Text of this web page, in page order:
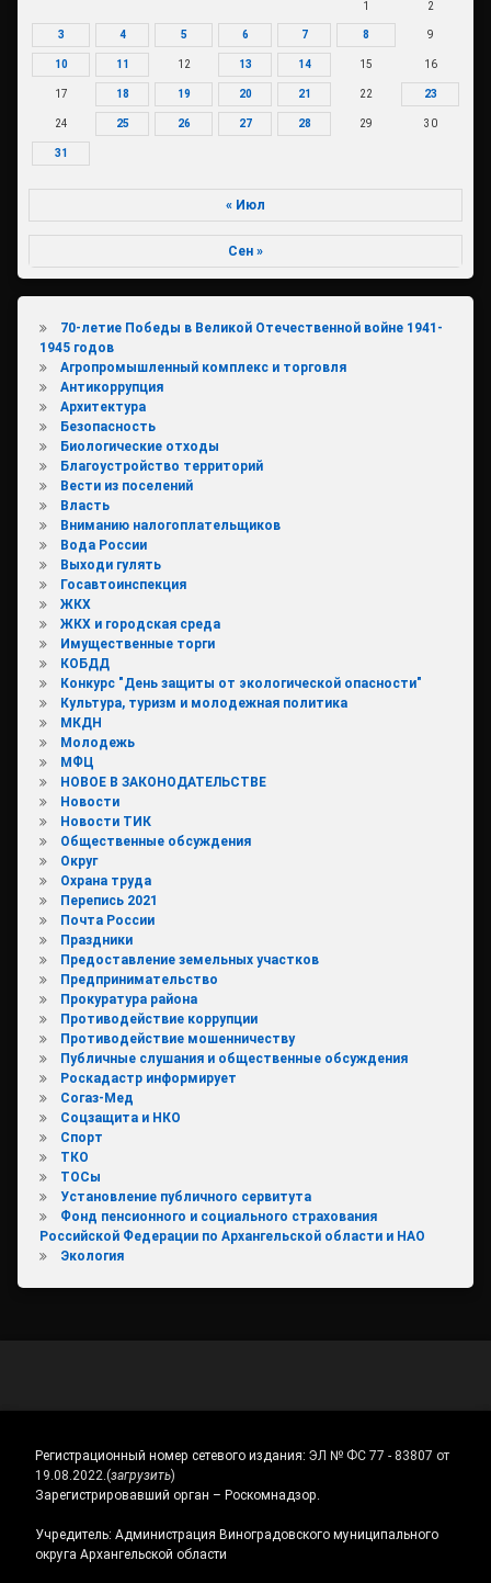
1 2
3 4 5 6 7 8 9
10 11 12 13 14 15 16
17 18 19 20 21 22 23
24 25 26 27 28 29 30
31
« Июл
Сен »
70-летие Победы в Великой Отечественной войне 1941-
1945 годов
Агропромышленный комплекс и торговля
Антикоррупция
Архитектура
Безопасность
Биологические отходы
Благоустройство территорий
Вести из поселений
Власть
Вниманию налогоплательщиков
Вода России
Выходи гулять
Госавтоинспекция
ЖКХ
ЖКХ и городская среда
Имущественные торги
КОБДД
Конкурс "День защиты от экологической опасности"
Культура, туризм и молодежная политика
МКДН
Молодежь
МФЦ
НОВОЕ В ЗАКОНОДАТЕЛЬСТВЕ
Новости
Новости ТИК
Общественные обсуждения
Округ
Охрана труда
Перепись 2021
Почта России
Праздники
Предоставление земельных участков
Предпринимательство
Прокуратура района
Противодействие коррупции
Противодействие мошенничеству
Публичные слушания и общественные обсуждения
Роскадастр информирует
Согаз-Мед
Соцзащита и НКО
Спорт
ТКО
ТОСы
Установление публичного сервитута
Фонд пенсионного и социального страхования
Российской Федерации по Архангельской области и НАО
Экология
Регистрационный номер сетевого издания: ЭЛ № ФС 77 - 83807 от
19.08.2022.(загрузить)
Зарегистрировавший орган – Роскомнадзор.
Учредитель: Администрация Виноградовского муниципального
округа Архангельской области